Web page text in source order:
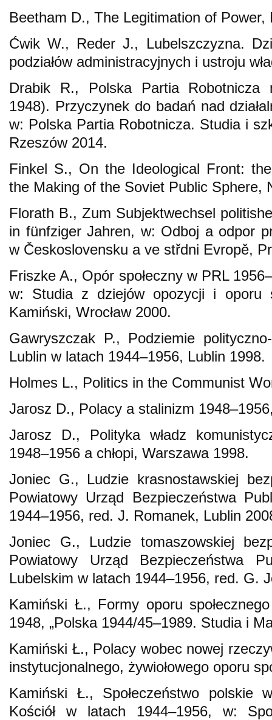
Beetham D., The Legitimation of Power,
Ćwik W., Reder J., Lubelszczyzna.
podziałów administracyjnych i ustroju
Drabik R., Polska Partia Robotnicza
1948). Przyczynek do badań nad
w: Polska Partia Robotnicza. Studia i
Rzeszów 2014.
Finkel S., On the Ideological Front:
the Making of the Soviet Public Sphere,
Florath B., Zum Subjektwechsel
in fünfziger Jahren, w: Odboj a odpor
w Československu a ve střdni Evropě,
Friszke A., Opór społeczny w PRL
w: Studia z dziejów opozycji i oporu
Kamiński, Wrocław 2000.
Gawryszczak P., Podziemie
Lublin w latach 1944–1956, Lublin 1998.
Holmes L., Politics in the Communist
Jarosz D., Polacy a stalinizm
Jarosz D., Polityka władz
1948–1956 a chłopi, Warszawa 1998.
Joniec G., Ludzie krasnostawskiej
Powiatowy Urząd Bezpieczeństwa
1944–1956, red. J. Romanek, Lublin
Joniec G., Ludzie tomaszowskiej
Powiatowy Urząd Bezpieczeństwa
Lubelskim w latach 1944–1956, red. G.
Kamiński Ł., Formy oporu
1948, „Polska 1944/45–1989. Studia i
Kamiński Ł., Polacy wobec nowej
instytucjonalnego, żywiołowego oporu
Kamiński Ł., Społeczeństwo polskie
Kościół w latach 1944–1956, w: